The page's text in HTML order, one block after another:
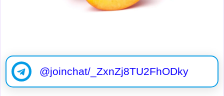
@joinchat/_ZxnZj8TU2FhODky